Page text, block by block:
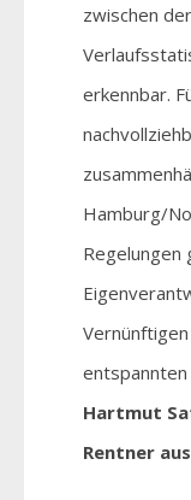
zwischen
erkennbar.
Hamburg/
Regelungen
entspannten
Hartmut
Rentner